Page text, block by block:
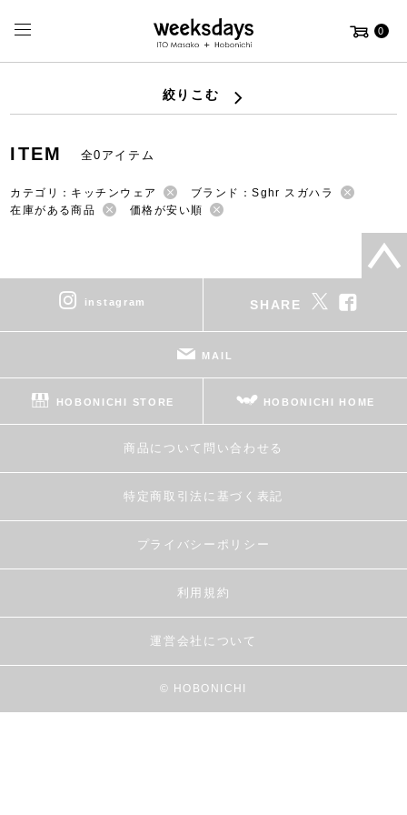
0
絞りこむ
ITEM 全0アイテム
カテゴリ：キッチンウェア
ブランド：Sghr スガハラ
在庫がある商品
価格が安い順
instagram SHARE
MAIL
HOBONICHI STORE HOBONICHI HOME
商品について問い合わせる
特定商取引法に基づく表記
プライバシーポリシー
利用規約
運営会社について
© HOBONICHI